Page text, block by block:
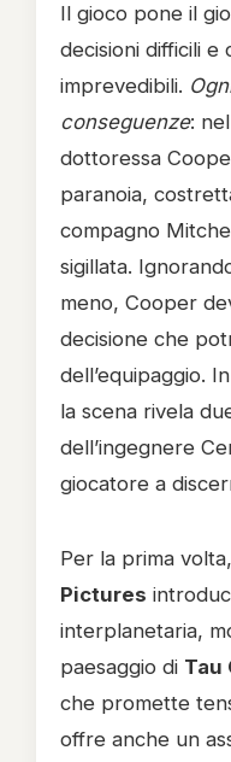
Il gioco pone il
decisioni difficili e
imprevedibili.
conseguenze:
dottoressa
paranoia,
compagno
sigillata.
meno, Cooper
decisione che
dell’equipaggio.
la scena rivela
dell’ingegnere
giocatore a
Per la prima
Pictures
interplanetaria,
paesaggio di Tau
che promette
offre anche un